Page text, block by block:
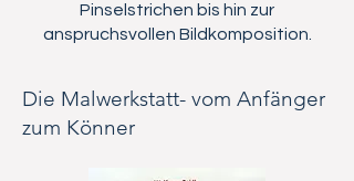
Pinselstrichen bis hin zur
anspruchsvollen Bildkomposition.
Die Malwerkstatt- vom Anfänger
zum Könner